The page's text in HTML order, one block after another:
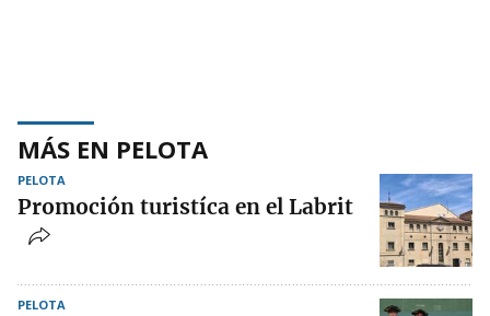
MÁS EN PELOTA
PELOTA
Promoción turistíca en el Labrit
PELOTA